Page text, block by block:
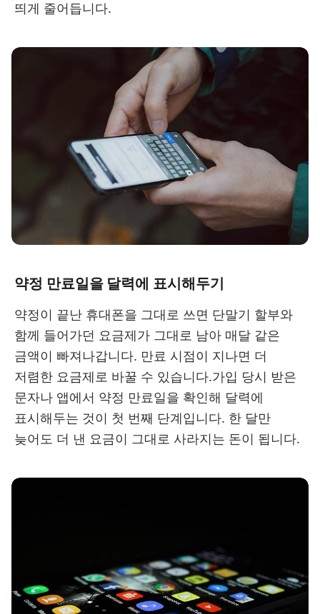
띄게 줄어듭니다.
약정 만료일을 달력에 표시해두기
약정이 끝난 휴대폰을 그대로 쓰면 단말기 할부와
함께 들어가던 요금제가 그대로 남아 매달 같은
금액이 빠져나갑니다. 만료 시점이 지나면 더
저렴한 요금제로 바꿀 수 있습니다.가입 당시 받은
문자나 앱에서 약정 만료일을 확인해 달력에
표시해두는 것이 첫 번째 단계입니다. 한 달만
늦어도 더 낸 요금이 그대로 사라지는 돈이 됩니다.